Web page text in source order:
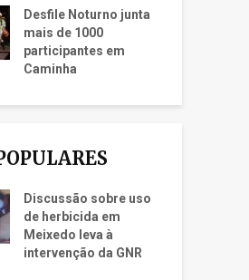
Desfile Noturno junta
mais de 1000
participantes em
Caminha
Discussão sobre uso
de herbicida em
Meixedo leva à
intervenção da GNR